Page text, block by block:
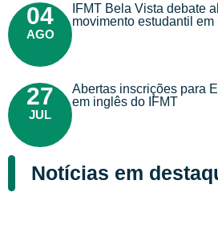
04
AGO
IFMT Bela Vista debate
movimento estudantil em
27
JUL
Abertas inscrições para
em inglês do IFMT
Notícias em